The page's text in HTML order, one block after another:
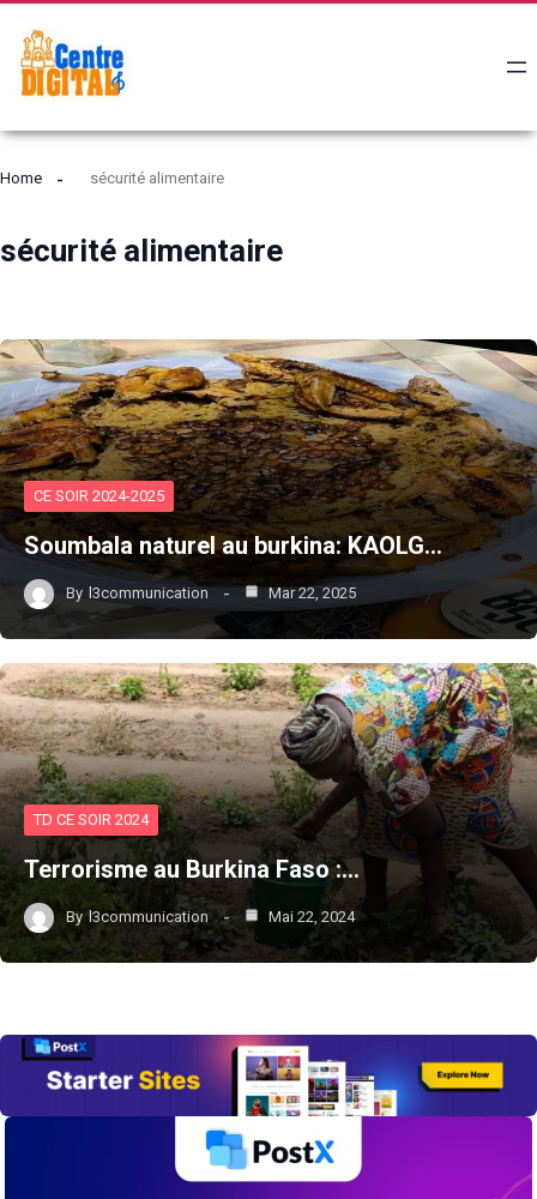
Home sécurité alimentaire
sécurité alimentaire
CE SOIR 2024-2025
Soumbala naturel au burkina: KAOLG…
By l3communication Mar 22, 2025
TD CE SOIR 2024
Terrorisme au Burkina Faso :…
By l3communication Mai 22, 2024